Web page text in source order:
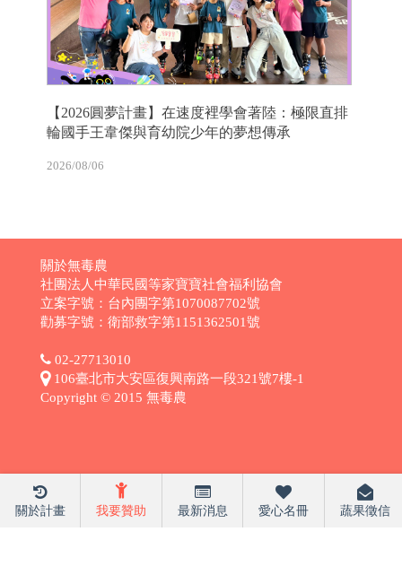
【2026圓夢計畫】在速度裡學會著陸：極限直排
輪國手王韋傑與育幼院少年的夢想傳承
2026/08/06
關於計畫 我要贊助 最新消息 愛心名冊 蔬果徵信
關於無毒農
社團法人中華民國等家寶寶社會福利協會
立案字號：台內團字第1070087702號
勸募字號：衛部救字第1151362501號
02-27713010
106臺北市大安區復興南路一段321號7樓-1
Copyright © 2015 無毒農